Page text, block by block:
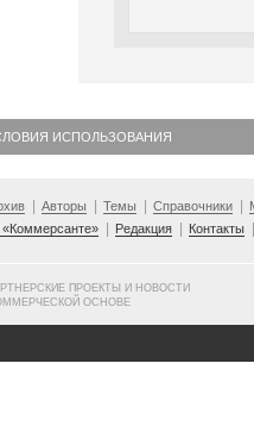
ИСПОЛЬЗОВАНИЯ
Авторы Темы Справочники
Редакция Контакты
ПРОЕКТЫ И НОВОСТИ
ОСНОВЕ